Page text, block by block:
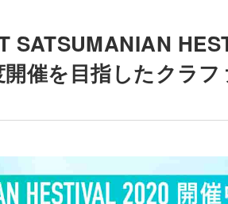
SATSUMANIAN
催を目指したクラ